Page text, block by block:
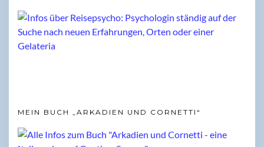
MEIN BUCH „ARKADIEN UND CORNETTI“